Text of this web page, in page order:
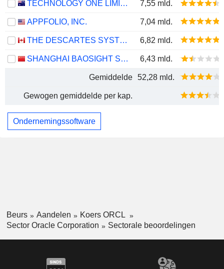
TECHNOLOGY ONE LIMITED 7,55 mld.
APPFOLIO, INC. 7,04 mld.
THE DESCARTES SYSTEMS GROUP INC. 6,82 mld.
SHANGHAI BAOSIGHT SOFTWARE CO.,LTD. 6,43 mld.
Gemiddelde 52,28 mld.
Gewogen gemiddelde per kap.
Ondernemingssoftware
Beurs Aandelen
Koers ORCL
Sector Oracle Corporation
Sectorale beoordelingen